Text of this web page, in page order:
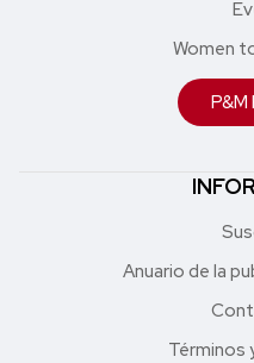
Women
P&M
Anuario de la
Términos